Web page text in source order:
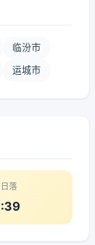
临汾市
运城市
落